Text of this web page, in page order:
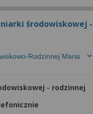
środowiskowej -
Rodzinnej Maria
- rodzinnej